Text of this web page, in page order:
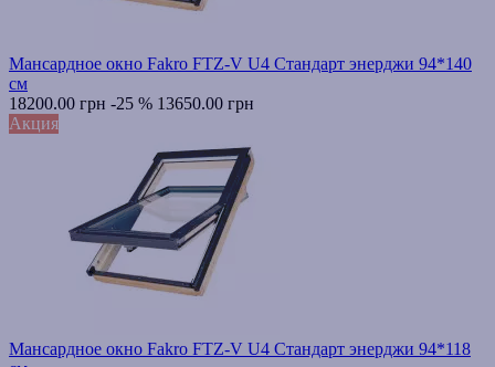
Мансардное окно Fakro FTZ-V U4 Стандарт энерджи 94*140
см
18200.00 грн -25 % 13650.00 грн
Акция
Мансардное окно Fakro FTZ-V U4 Стандарт энерджи 94*118